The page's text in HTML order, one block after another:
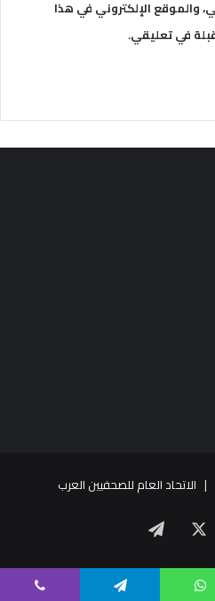
والموقع الإلكتروني في هذا
في تعليقي.
| الاتحاد العام للصحفيين العرب
تيلقرام